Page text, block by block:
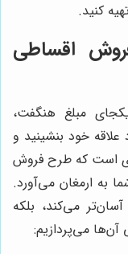
کنید.
اقساطی
مبلغ هنگفت،
خود بنشینید و
است که طرح فروش
به ارمغان می‌آورد.
می‌کند، بلکه
آن‌ها می‌پردازیم: